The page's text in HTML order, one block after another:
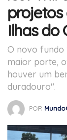
Ilhas do
O novo fundo
maior porte,
houver um
duradouro".
POR